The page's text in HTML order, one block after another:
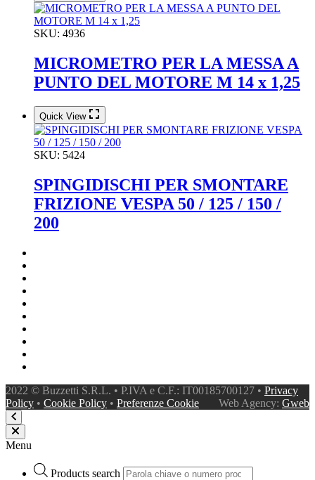
SKU: 4936
MICROMETRO PER LA MESSA A
PUNTO DEL MOTORE M 14 x 1,25
Quick View
SKU: 5424
SPINGIDISCHI PER SMONTARE
FRIZIONE VESPA 50 / 125 / 150 /
200
2022 © Buzzetti S.R.L. • P.IVA e C.F.: IT00185700127 • Privacy
Policy • Cookie Policy • Preferenze Cookie Web Agency: Gweb
Menu
Products search